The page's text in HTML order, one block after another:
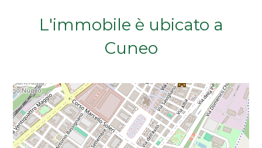
L'immobile è ubicato a
Cuneo
Da € 600.000 a € 800.000
Da € 1.000.000 a € 2.000.000
Da € 2.000.000 a € 5.000.000